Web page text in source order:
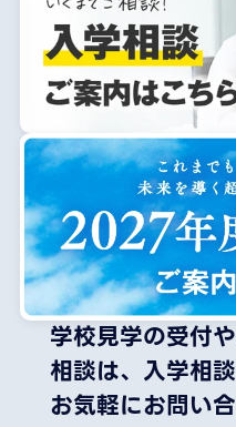
学校見学の受付
相談は、 入学相
お気軽にお問い